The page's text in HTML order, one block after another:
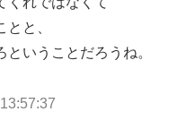
と、
いうことだろうね。